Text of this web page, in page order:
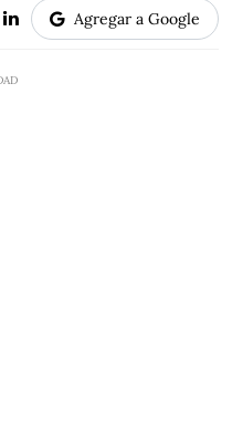
Agregar a Google